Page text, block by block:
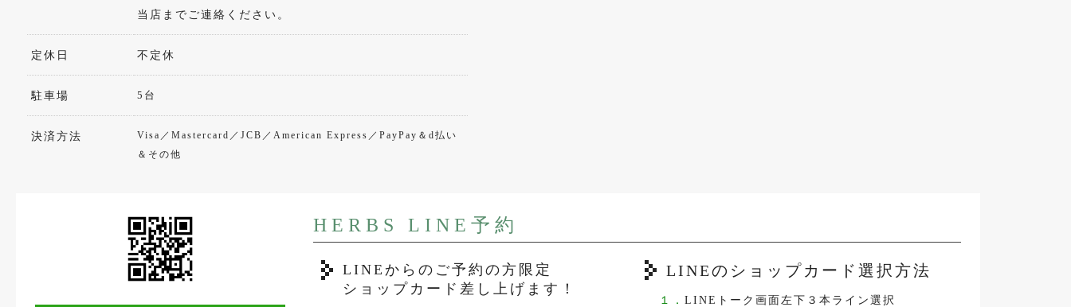
当店までご連絡ください。
定休日 不定休
駐車場 5台
決済方法
Visa／Mastercard／JCB／American Express／PayPay＆d払い
＆その他
HERBS LINE予約
LINEからのご予約の方限定
ショップカード差し上げます！
LINEのショップカード選択方法
１． LINEトーク画面左下３本ライン選択